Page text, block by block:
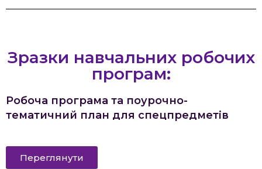
Зразки навчальних робочих
програм:
Робоча програма та поурочно-
тематичний план для спецпредметів
Переглянути